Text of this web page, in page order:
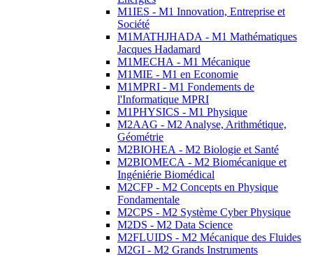
M1IES - M1 Innovation, Entreprise et
Société
M1MATHJHADA - M1 Mathématiques
Jacques Hadamard
M1MECHA - M1 Mécanique
M1MIE - M1 en Economie
M1MPRI - M1 Fondements de
l'Informatique MPRI
M1PHYSICS - M1 Physique
M2AAG - M2 Analyse, Arithmétique,
Géométrie
M2BIOHEA - M2 Biologie et Santé
M2BIOMECA - M2 Biomécanique et
Ingéniérie Biomédical
M2CFP - M2 Concepts en Physique
Fondamentale
M2CPS - M2 Système Cyber Physique
M2DS - M2 Data Science
M2FLUIDS - M2 Mécanique des Fluides
M2GI - M2 Grands Instruments